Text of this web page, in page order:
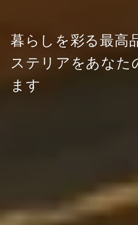
暮らしを彩る最高
ステリアをあなた
ます